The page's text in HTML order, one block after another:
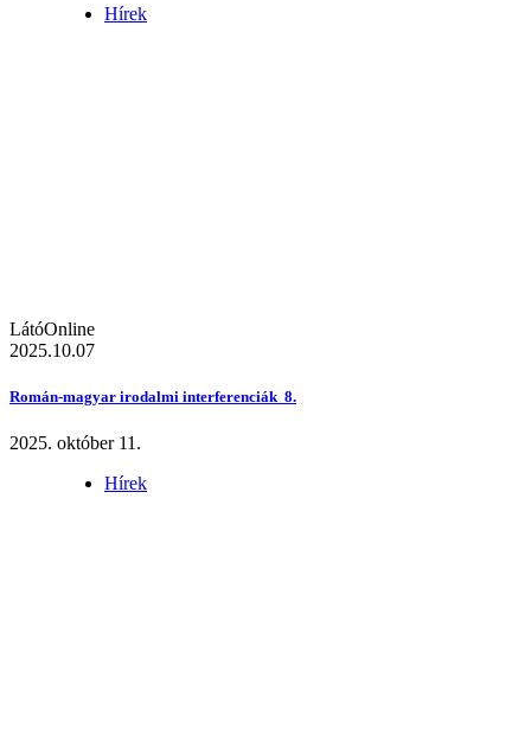
Hírek
LátóOnline
2025.10.07
Román-magyar irodalmi interferenciák 8.
2025. október 11.
Hírek